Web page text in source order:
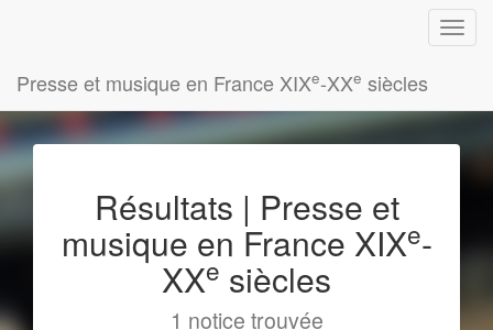
Presse et musique en France XIXe-XXe siècles
Résultats | Presse et
musique en France XIXe-
XXe siècles
1 notice trouvée